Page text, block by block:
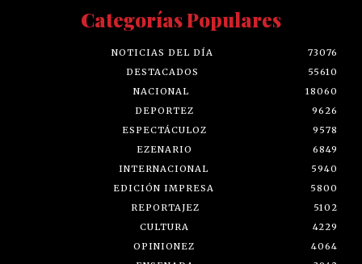
Categorías Populares
NOTICIAS DEL DÍA
73076
DESTACADOS
55610
NACIONAL
18060
DEPORTEZ
9626
ESPECTÁCULOZ
9578
EZENARIO
6849
INTERNACIONAL
5940
EDICIÓN IMPRESA
5800
REPORTAJEZ
5102
CULTURA
4229
OPINIONEZ
4064